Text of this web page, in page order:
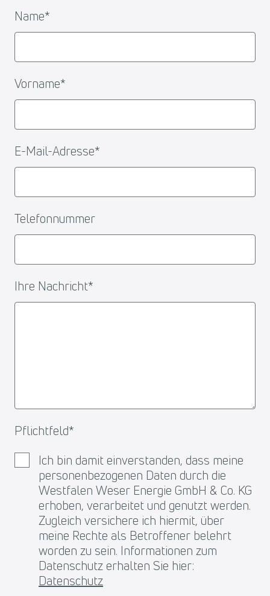
Name*
Vorname*
E-Mail-Adresse*
Telefonnummer
Ihre Nachricht*
Pflichtfeld*
Ich bin damit einverstanden, dass meine
personenbezogenen Daten durch die
Westfalen Weser Energie GmbH & Co. KG
erhoben, verarbeitet und genutzt werden.
Zugleich versichere ich hiermit, über
meine Rechte als Betroffener belehrt
worden zu sein. Informationen zum
Datenschutz erhalten Sie hier:
Datenschutz